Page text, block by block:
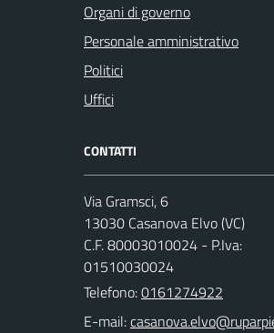
Organi di governo
Personale amministrativo
Politici
Uffici
CONTATTI
Via Gramsci, 6
13030 Casanova Elvo (VC)
C.F. 80003010024 - P.Iva:
01510030024
Telefono:0161274922
E-mail: